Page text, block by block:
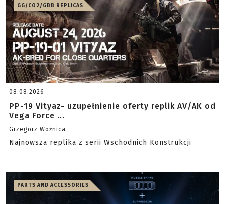
GG/CO2/GBB REPLICAS
08.08.2026
PP-19 Vityaz- uzupełnienie oferty replik AV/AK od
Vega Force ...
Grzegorz Woźnica
Najnowsza replika z serii Wschodnich Konstrukcji
PARTS AND ACCESSORIES